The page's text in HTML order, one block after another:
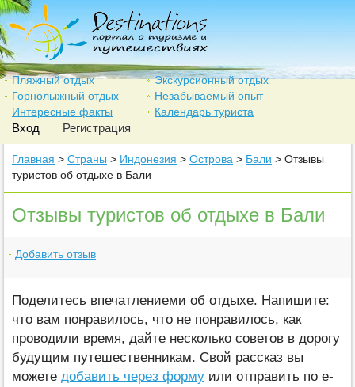
Пляжный отдых
Экскурсионный отдых
Горнолыжный отдых
Незабываемый опыт
Интересные факты
Календарь туриста
Вход Регистрация
Главная > Страны > Индонезия > Острова > Бали > Отзывы
туристов об отдыхе в Бали
Отзывы туристов об отдыхе в Бали
Добавить отзыв
Поделитесь впечатлениеми об отдыхе. Напишите:
что вам понравилось, что не понравилось, как
проводили время, дайте несколько советов в дорогу
будущим путешественникам. Свой рассказ вы
можете добавить через форму или отправить по е-